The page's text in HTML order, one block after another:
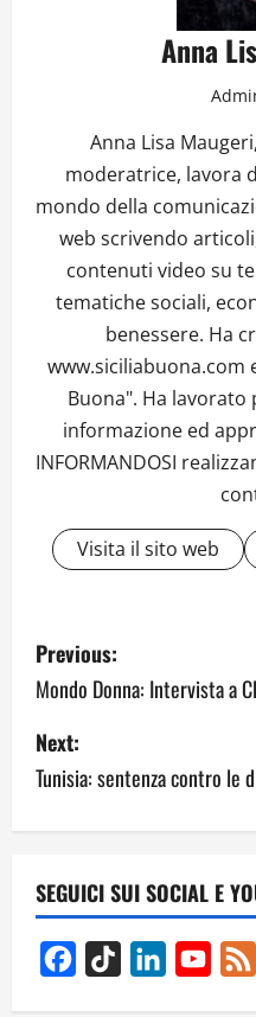
Anna
Anna Lisa
moderatrice, lavora
mondo della
web scrivendo
contenuti video su
tematiche sociali,
benessere. Ha
www.siciliabuona.com
Buona". Ha lavorato
informazione ed
INFORMANDOSI
Visita il sito web
P
o
s
t
n
a
v
i
Previous:
Mondo Donna: Intervista a
Next:
Tunisia: sentenza contro le
SEGUICI SUI SOCIAL E
Facebook
TikTok LinkedIn